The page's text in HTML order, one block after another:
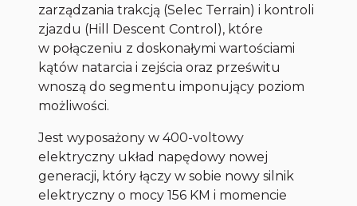
zarządzania trakcją (Selec Terrain) i kontroli
zjazdu (Hill Descent Control), które
w połączeniu z doskonałymi wartościami
kątów natarcia i zejścia oraz prześwitu
wnoszą do segmentu imponujący poziom
możliwości.
Jest wyposażony w 400-voltowy
elektryczny układ napędowy nowej
generacji, który łączy w sobie nowy silnik
elektryczny o mocy 156 KM i momencie